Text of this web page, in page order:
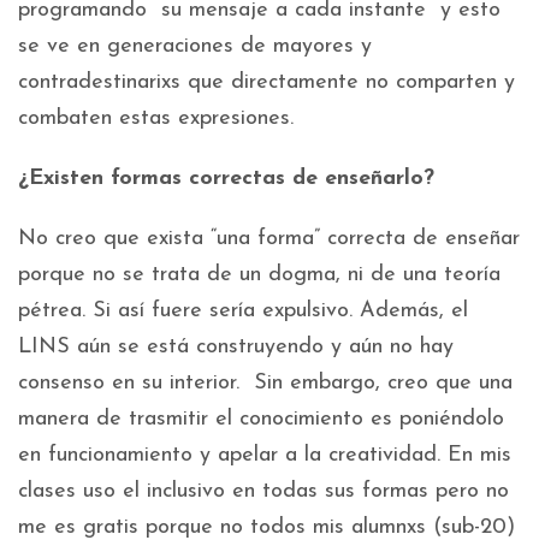
programando su mensaje a cada instante y esto
se ve en generaciones de mayores y
contradestinarixs que directamente no comparten y
combaten estas expresiones.
¿Existen formas correctas de enseñarlo?
No creo que exista “una forma” correcta de enseñar
porque no se trata de un dogma, ni de una teoría
pétrea. Si así fuere sería expulsivo. Además, el
LINS aún se está construyendo y aún no hay
consenso en su interior. Sin embargo, creo que una
manera de trasmitir el conocimiento es poniéndolo
en funcionamiento y apelar a la creatividad. En mis
clases uso el inclusivo en todas sus formas pero no
me es gratis porque no todos mis alumnxs (sub-20)